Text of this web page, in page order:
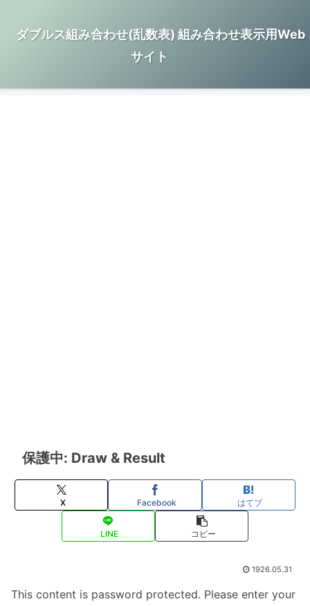
ダブルス組み合わせ(乱数表) 組み合わせ表示用Web
サイト
保護中: Draw & Result
X Facebook はてブ
LINE コピー
1926.05.31
This content is password protected. Please enter your